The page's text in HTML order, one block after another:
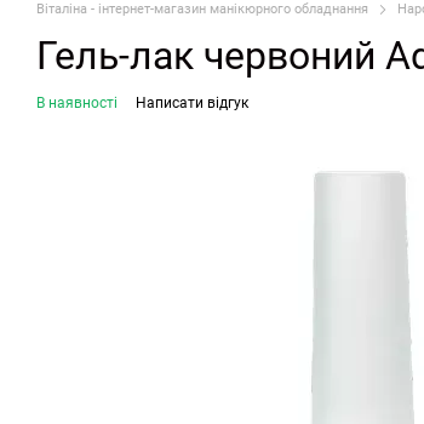
Віталіна - інтернет-магазин манікюрного обладнання
Гель-лак червоний
В наявності Написати відгук